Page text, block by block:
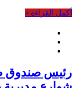
أكمل القراءة »
رئيس صندوق